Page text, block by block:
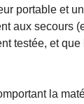
portable et
aux secours
testée, et
la